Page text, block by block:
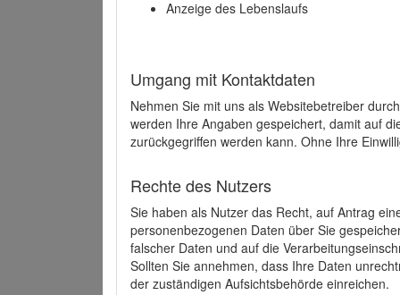
Anzeige des Lebenslaufs
Umgang mit Kontaktdaten
Nehmen Sie mit uns als Websitebetreiber
werden Ihre Angaben gespeichert, damit auf
zurückgegriffen werden kann. Ohne Ihre
Rechte des Nutzers
Sie haben als Nutzer das Recht, auf Antrag
personenbezogenen Daten über Sie
falscher Daten und auf die
Sollten Sie annehmen, dass Ihre Daten
der zuständigen Aufsichtsbehörde einreichen.